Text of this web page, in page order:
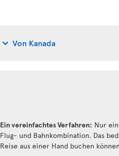
Von Kanada
Ein vereinfachtes Verfahren: Nur
Flug- und Bahnkombination. Das
Reise aus einer Hand buchen